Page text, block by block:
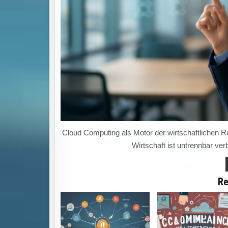
Cloud Computing als Motor der wirtschaftlichen
Wirtschaft ist untrennbar